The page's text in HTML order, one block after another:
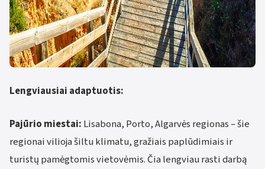
Lengviausiai adaptuotis:
Pajūrio miestai: Lisabona, Porto, Algarvės regionas – šie
regionai vilioja šiltu klimatu, gražiais paplūdimiais ir
turistų pamėgtomis vietovėmis. Čia lengviau rasti darbą